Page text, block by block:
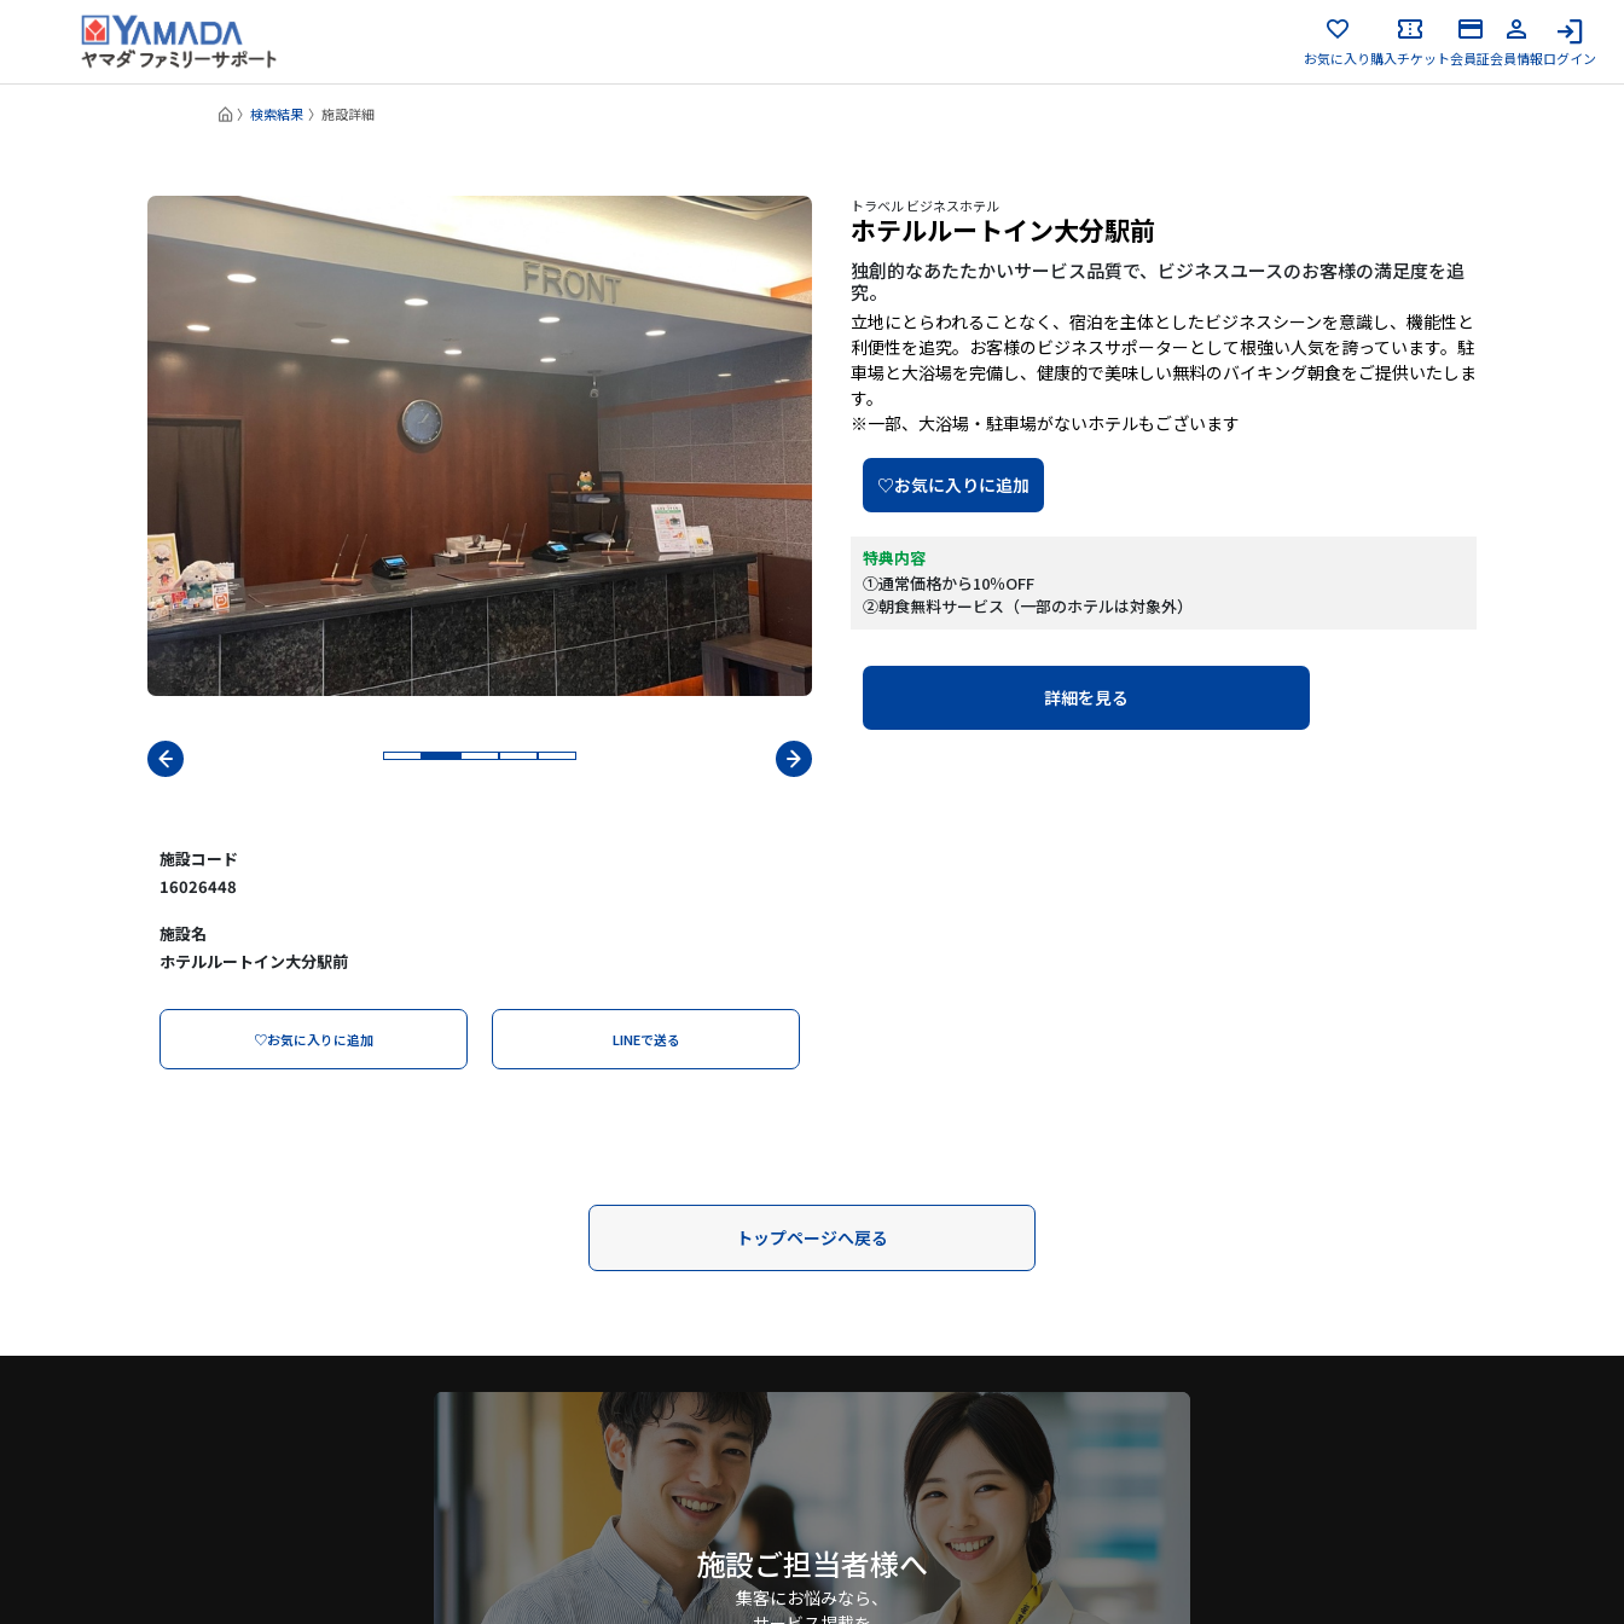
お気に入り購入チケット会員証会員情報ログイン
検索結果 施設詳細
トラベル ビジネスホテル
ホテルルートイン大分駅前
独創的なあたたかいサービス品質で、ビジネスユースのお客様の満足度を追
究。
立地にとらわれることなく、宿泊を主体としたビジネスシーンを意識し、機能性と
利便性を追究。お客様のビジネスサポーターとして根強い人気を誇っています。駐
車場と大浴場を完備し、健康的で美味しい無料のバイキング朝食をご提供いたしま
す。
※一部、大浴場・駐車場がないホテルもございます
♡お気に入りに追加
特典内容
①通常価格から10％OFF
②朝食無料サービス（一部のホテルは対象外）
詳細を見る
施設コード
16026448
施設名
ホテルルートイン大分駅前
♡お気に入りに追加 LINEで送る
トップページへ戻る
施設ご担当者様へ
集客にお悩みなら、